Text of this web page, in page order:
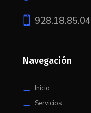
 928.18.85.04
Navegación
K Inicio
K Servicios